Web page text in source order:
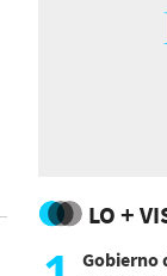
LO +
Gobierno